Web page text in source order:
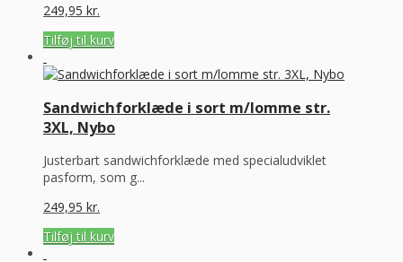
249,95 kr.
Tilføj til kurv
Sandwichforklæde i sort m/lomme str.
3XL, Nybo
Justerbart sandwichforklæde med specialudviklet
pasform, som g...
249,95 kr.
Tilføj til kurv